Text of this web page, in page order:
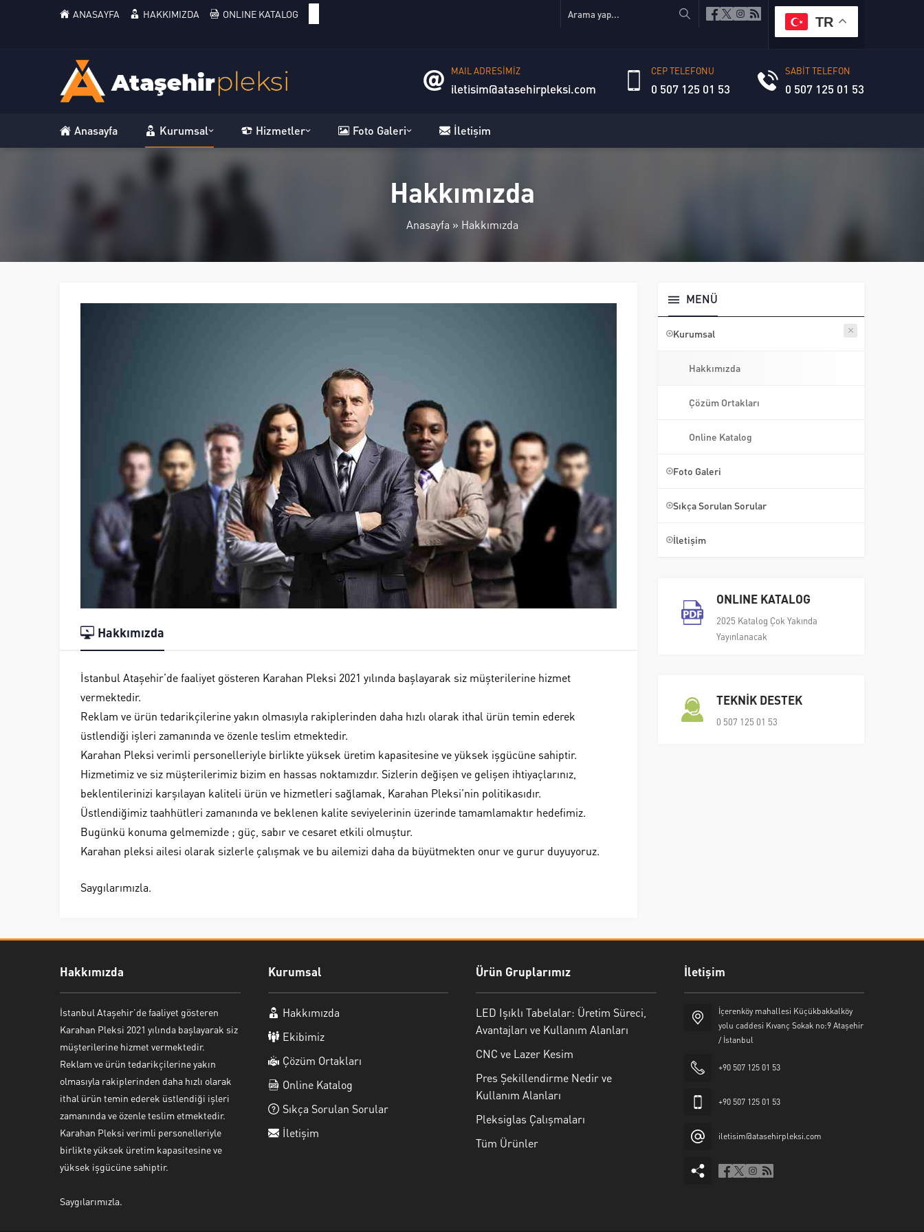
ANASAYFA HAKKIMIZDA ONLINE KATALOG
TR
MAIL ADRESİMİZ
iletisim@atasehirpleksi.com
CEP TELEFONU
0 507 125 01 53
SABİT TELEFON
0 507 125 01 53
Anasayfa Kurumsal Hizmetler Foto Galeri İletişim
Hakkımızda
Anasayfa » Hakkımızda
Hakkımızda
İstanbul Ataşehir’de faaliyet gösteren Karahan Pleksi 2021 yılında başlayarak siz müşterilerine hizmet
vermektedir.
Reklam ve ürün tedarikçilerine yakın olmasıyla rakiplerinden daha hızlı olarak ithal ürün temin ederek
üstlendiği işleri zamanında ve özenle teslim etmektedir.
Karahan Pleksi verimli personelleriyle birlikte yüksek üretim kapasitesine ve yüksek işgücüne sahiptir.
Hizmetimiz ve siz müşterilerimiz bizim en hassas noktamızdır. Sizlerin değişen ve gelişen ihtiyaçlarınız,
beklentilerinizi karşılayan kaliteli ürün ve hizmetleri sağlamak, Karahan Pleksi’nin politikasıdır.
Üstlendiğimiz taahhütleri zamanında ve beklenen kalite seviyelerinin üzerinde tamamlamaktır hedefimiz.
Bugünkü konuma gelmemizde ; güç, sabır ve cesaret etkili olmuştur.
Karahan pleksi ailesi olarak sizlerle çalışmak ve bu ailemizi daha da büyütmekten onur ve gurur duyuyoruz.
Saygılarımızla.
MENÜ
Kurumsal
Hakkımızda
Çözüm Ortakları
Online Katalog
Foto Galeri
Sıkça Sorulan Sorular
İletişim
ONLINE KATALOG
2025 Katalog Çok Yakında
Yayınlanacak
TEKNİK DESTEK
0 507 125 01 53
Hakkımızda
İstanbul Ataşehir’de faaliyet gösteren
Karahan Pleksi 2021 yılında başlayarak siz
müşterilerine hizmet vermektedir.
Reklam ve ürün tedarikçilerine yakın
olmasıyla rakiplerinden daha hızlı olarak
ithal ürün temin ederek üstlendiği işleri
zamanında ve özenle teslim etmektedir.
Karahan Pleksi verimli personelleriyle
birlikte yüksek üretim kapasitesine ve
yüksek işgücüne sahiptir.
Saygılarımızla.
Kurumsal
Hakkımızda
Ekibimiz
Çözüm Ortakları
Online Katalog
Sıkça Sorulan Sorular
İletişim
Ürün Gruplarımız
LED Işıklı Tabelalar: Üretim Süreci,
Avantajları ve Kullanım Alanları
CNC ve Lazer Kesim
Pres Şekillendirme Nedir ve
Kullanım Alanları
Pleksiglas Çalışmaları
Tüm Ürünler
İletişim
İçerenköy mahallesi Küçükbakkalköy
yolu caddesi Kıvanç Sokak no:9 Ataşehir
/ İstanbul
+90 507 125 01 53
+90 507 125 01 53
iletisim@atasehirpleksi.com